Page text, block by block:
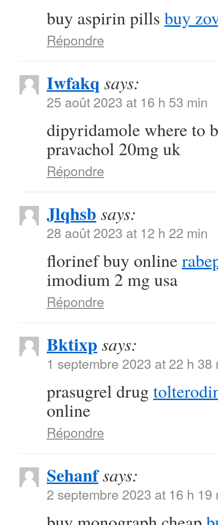
buy aspirin pills buy
Répondre
Iwfakq says:
25 août 2023 at 16 h 53 min
dipyridamole where to
pravachol 20mg uk
Répondre
Jlqhsb says:
28 août 2023 at 12 h 22 min
florinef buy online
imodium 2 mg usa
Répondre
Bktixp says:
1 septembre 2023 at 22 h 38
prasugrel drug
online
Répondre
Sehanfsays:
2 septembre 2023 at 16 h 19